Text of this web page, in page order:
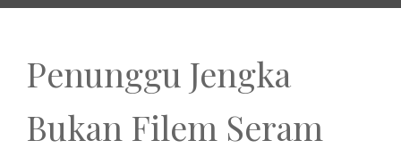
Penunggu Jengka
Bukan Filem Seram